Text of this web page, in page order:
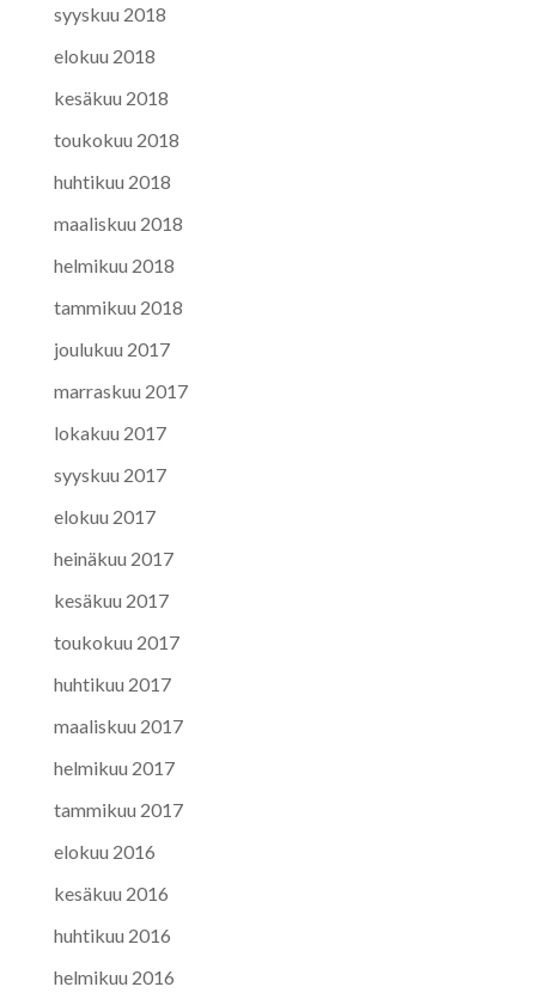
syyskuu 2018
elokuu 2018
kesäkuu 2018
toukokuu 2018
huhtikuu 2018
maaliskuu 2018
helmikuu 2018
tammikuu 2018
joulukuu 2017
marraskuu 2017
lokakuu 2017
syyskuu 2017
elokuu 2017
heinäkuu 2017
kesäkuu 2017
toukokuu 2017
huhtikuu 2017
maaliskuu 2017
helmikuu 2017
tammikuu 2017
elokuu 2016
kesäkuu 2016
huhtikuu 2016
helmikuu 2016